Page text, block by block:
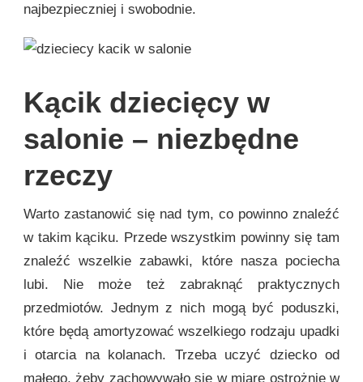
najbezpieczniej i swobodnie.
Kącik dziecięcy w
salonie – niezbędne
rzeczy
Warto zastanowić się nad tym, co powinno znaleźć
w takim kąciku. Przede wszystkim powinny się tam
znaleźć wszelkie zabawki, które nasza pociecha
lubi. Nie może też zabraknąć praktycznych
przedmiotów. Jednym z nich mogą być poduszki,
które będą amortyzować wszelkiego rodzaju upadki
i otarcia na kolanach. Trzeba uczyć dziecko od
małego, żeby zachowywało się w miarę ostrożnie w